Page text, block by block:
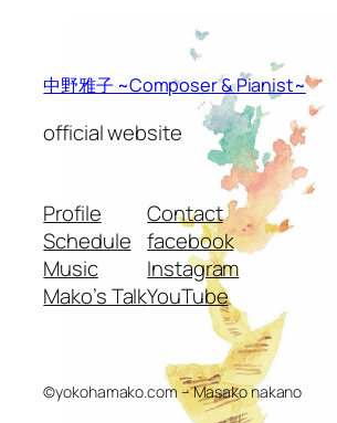
中野雅子 ~Composer & Pianist~
official website
Profile
Schedule
Music
Mako’s Talk
Contact
facebook
Instagram
YouTube
©yokohamako.com – Masako nakano